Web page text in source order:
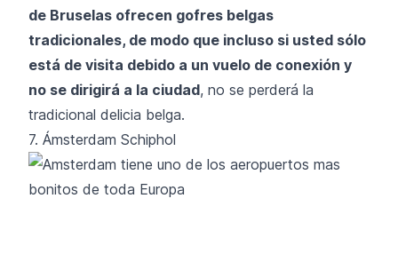
de Bruselas ofrecen gofres belgas
tradicionales, de modo que incluso si usted sólo
está de visita debido a un vuelo de conexión y
no se dirigirá a la ciudad, no se perderá la
tradicional delicia belga.
7. Ámsterdam Schiphol